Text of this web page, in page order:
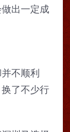
出一定成
不顺利
了不少行